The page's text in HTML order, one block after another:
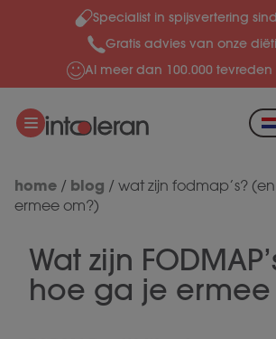
Meteen naar de content
Specialist in spijsvertering
Gratis advies van onze
Al meer dan 100.000
home / blog / wat zijn fodmap’s?
ermee om?)
Wat zijn
hoe ga je